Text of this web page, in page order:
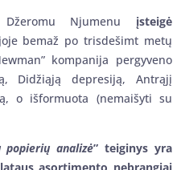
Džeromu Njumenu įsteigė
bemaž po trisdešimt metų
kompanija pergyveno
Didžiąją depresiją, Antrąjį
o išformuota (nemaišyti su
popierių analizė” teiginys yra